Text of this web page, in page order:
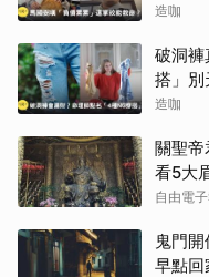
造咖
破洞
搭」別
造咖
關聖帝
看5大
自由電
鬼門
早點回